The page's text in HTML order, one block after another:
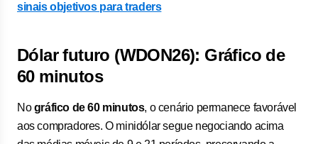
sinais objetivos para traders
Dólar futuro (WDON26): Gráfico de
60 minutos
Nográfico de 60 minutos, o cenário permanece favorável
aos compradores. O minidólar segue negociando acima